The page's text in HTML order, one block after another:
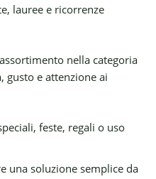
lauree e ricorrenze
nella categoria
gusto e attenzione ai
feste, regali o uso
una soluzione semplice da